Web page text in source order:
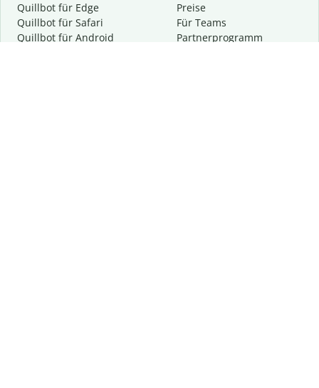
Quillbot für Edge
Quillbot für Safari
Quillbot für Android
Preise
Für Teams
Partnerprogramm